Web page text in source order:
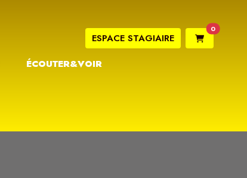
ÉCOUTER&VOIR
ESPACE STAGIAIRE
0